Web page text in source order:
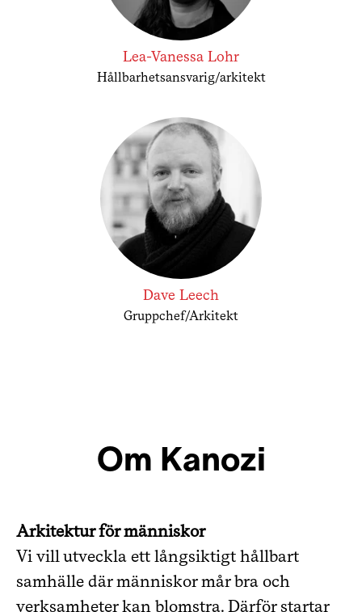
Lea-Vanessa Lohr
Hållbarhetsansvarig/arkitekt
Dave Leech
Gruppchef/Arkitekt
Om Kanozi
Arkitektur för människor
Vi vill utveckla ett långsiktigt hållbart
samhälle där människor mår bra och
verksamheter kan blomstra. Därför startar